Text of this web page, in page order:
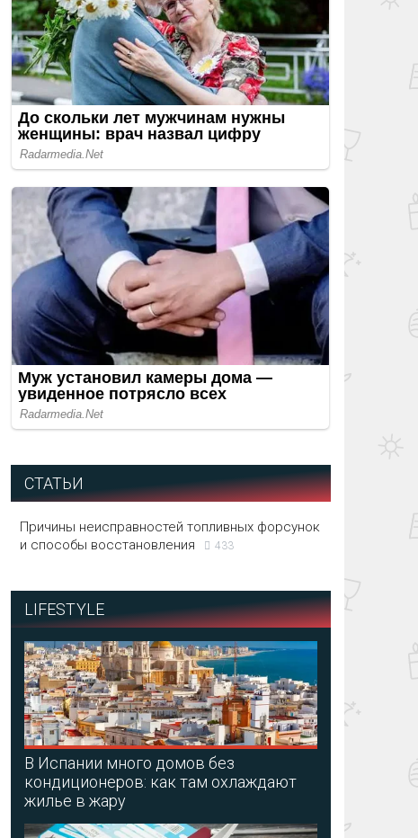
СТАТЬИ
Причины неисправностей топливных форсунок
и способы восстановления
433
LIFESTYLE
В Испании много домов без
кондиционеров: как там охлаждают
жилье в жару